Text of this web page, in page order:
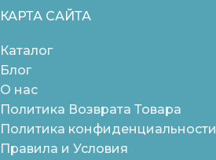
КАРТА САЙТА
Каталог
Блог
О нас
Политика Возврата Товара
Политика конфиденциальности
Правила и Условия